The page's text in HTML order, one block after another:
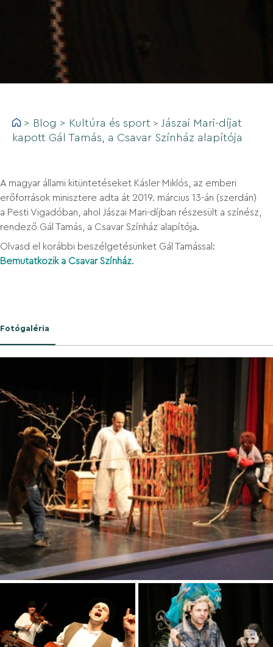
> Blog > Kultúra és sport > Jászai Mari-díjat
kapott Gál Tamás, a Csavar Színház alapítója
A magyar állami kitüntetéseket Kásler Miklós, az emberi
erőforrások minisztere adta át 2019. március 13-án (szerdán)
a Pesti Vigadóban, ahol Jászai Mari-díjban részesült a színész,
rendező Gál Tamás, a Csavar Színház alapítója.
Olvasd el korábbi beszélgetésünket Gál Tamással:
Bemutatkozik a Csavar Színház.
Fotógaléria